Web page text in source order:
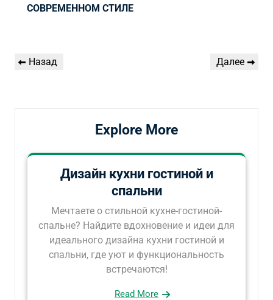
СОВРЕМЕННОМ СТИЛЕ
Навигация
Предыдущая
Назад
Следующая
Далее
Explore More
Дизайн кухни гостиной и
спальни
Мечтаете о стильной кухне-гостиной-
спальне? Найдите вдохновение и идеи для
идеального дизайна кухни гостиной и
спальни, где уют и функциональность
встречаются!
Read More